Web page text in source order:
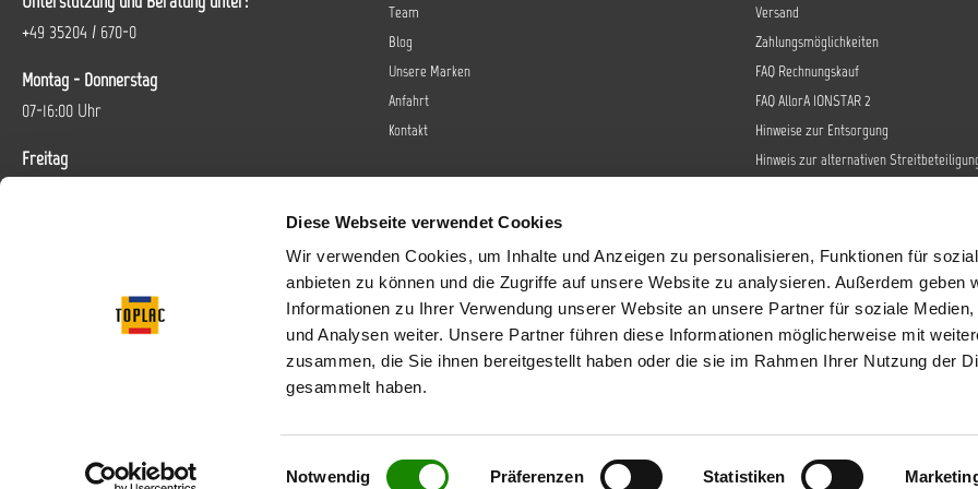
Diese Webseite verwendet Cookies
Wir verwenden Cookies, um Inhalte und Anzeigen zu personalisieren, Funktionen für
anbieten zu können und die Zugriffe auf unsere Website zu analysieren. Außerdem geben
Informationen zu Ihrer Verwendung unserer Website an unsere Partner für soziale Medien,
und Analysen weiter. Unsere Partner führen diese Informationen möglicherweise mit
zusammen, die Sie ihnen bereitgestellt haben oder die sie im Rahmen Ihrer Nutzung der
gesammelt haben.
Einwilligungsauswahl
Notwendig Präferenzen Statistiken
Kann allergische Reaktionen
hervorrufen.
+49 35204 / 670-0
Montag - Donnerstag
07-16:00 Uhr
Freitag
Vertrag widerrufen
Team
Blog
Unsere Marken
Anfahrt
Kontakt
Versand
Zahlungsmöglichkeiten
FAQ Rechnungskauf
FAQ AllorA IONSTAR 2
Hinweise zur Entsorgung
Hinweis zur alternativen
Barrierefreiheit
Datenschutz
AGB
Impressum
Sendungsverfolgung
* Alle Preise inkl. gesetzl. Mehrwertsteuer zzgl. Versandkostenund ggf. Nachnahmegebühren,